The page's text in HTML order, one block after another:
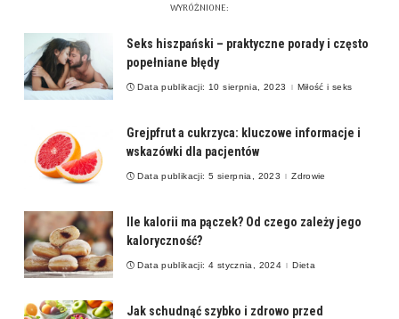
WYRÓŻNIONE:
Seks hiszpański – praktyczne porady i często
popełniane błędy
Data publikacji: 10 sierpnia, 2023 Miłość i seks
Grejpfrut a cukrzyca: kluczowe informacje i
wskazówki dla pacjentów
Data publikacji: 5 sierpnia, 2023 Zdrowie
Ile kalorii ma pączek? Od czego zależy jego
kaloryczność?
Data publikacji: 4 stycznia, 2024 Dieta
Jak schudnąć szybko i zdrowo przed